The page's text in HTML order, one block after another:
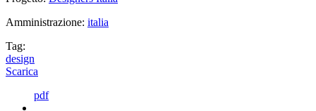
Amministrazione: italia
Tag:
design
Scarica
pdf